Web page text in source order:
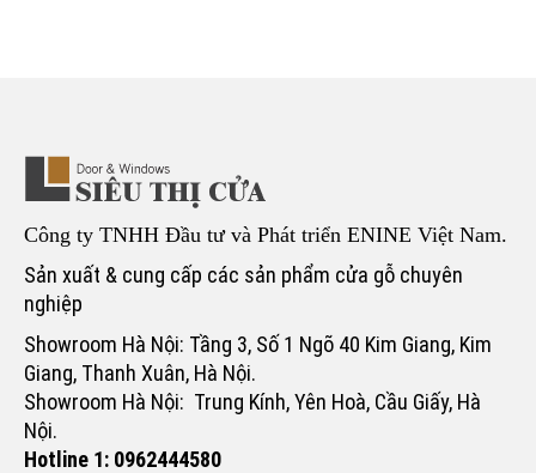
Công ty TNHH Đầu tư và Phát triển ENINE Việt Nam.
Sản xuất & cung cấp các sản phẩm cửa gỗ chuyên
nghiệp
Showroom Hà Nội: Tầng 3, Số 1 Ngõ 40 Kim Giang, Kim
Giang, Thanh Xuân, Hà Nội.
Showroom Hà Nội: Trung Kính, Yên Hoà, Cầu Giấy, Hà
Nội.
Hotline 1: 0962444580